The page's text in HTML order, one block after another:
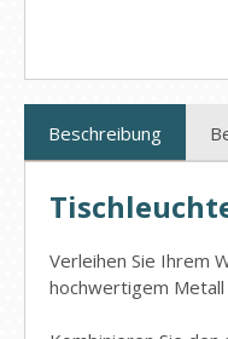
Beschreibung
Verleihen Sie Ihrem
hochwertigem Metall